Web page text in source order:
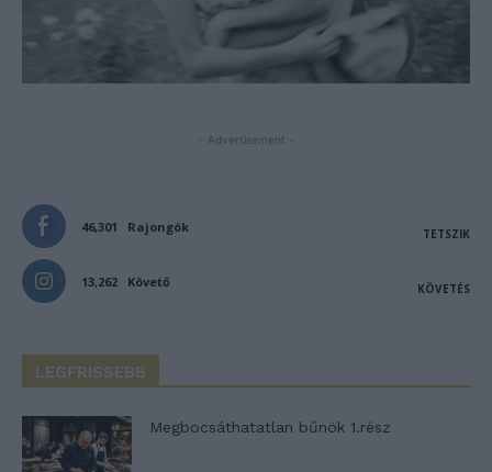
- Advertisement -
46,301 Rajongók TETSZIK
13,262 Követő KÖVETÉS
LEGFRISSEBB
Megbocsáthatatlan bűnök 1.rész